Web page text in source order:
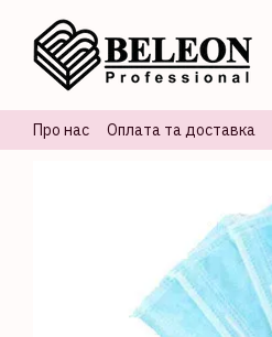
Перейти до основного контенту
Про нас Оплата та доставка